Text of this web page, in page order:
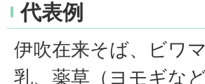
代表例
伊吹在来そば、ビワ
乳、薬草（ヨモギな